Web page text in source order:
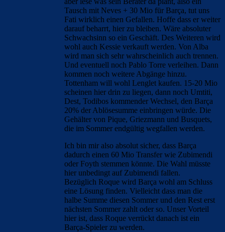
Tausch mit Neves + 30 Mio für Barça, tut uns
Fati wirklich einen Gefallen. Hoffe dass er weiter
darauf beharrt, hier zu bleiben. Wäre absoluter
Schwachsinn so ein Geschäft. Des Weiteren wird
wohl auch Kessie verkauft werden. Von Alba
wird man sich sehr wahrscheinlich auch trennen.
Und eventuell noch Pablo Torre verleihen. Dann
kommen noch weitere Abgänge hinzu.
Tottenham will wohl Lenglet kaufen. 15-20 Mio
scheinen hier drin zu liegen, dann noch Umtiti,
Dest, Todibos kommender Wechsel, den Barça
20% der Ablösesumme einbringen würde. Die
Gehälter von Pique, Griezmann und Busquets,
die im Sommer endgültig wegfallen werden.
Ich bin mir also absolut sicher, dass Barça
dadurch einen 60 Mio Transfer wie Zubimendi
oder Foyth stemmen könnte. Die Wahl müsste
hier unbedingt auf Zubimendi fallen.
Bezüglich Roque wird Barça wohl am Schluss
eine Lösung finden. Vielleicht dass man die
halbe Summe diesen Sommer und den Rest erst
nächsten Sommer zahlt oder so. Unser Vorteil
hier ist, dass Roque verrückt danach ist ein
Barça-Spieler zu werden.